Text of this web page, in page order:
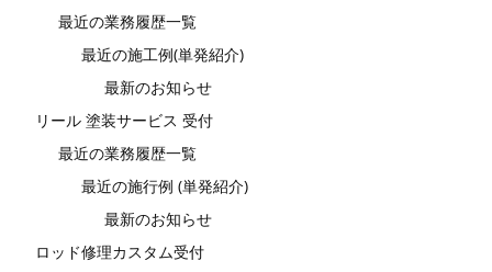
最近の業務履歴一覧
最近の施工例(単発紹介)
最新のお知らせ
リール 塗装サービス 受付
最近の業務履歴一覧
最近の施行例 (単発紹介)
最新のお知らせ
ロッド修理カスタム受付